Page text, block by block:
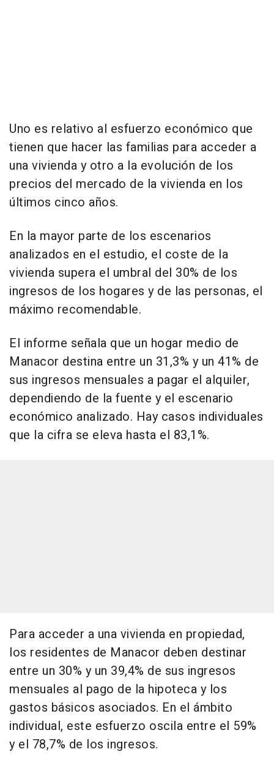
Uno es relativo al esfuerzo económico que
tienen que hacer las familias para acceder a
una vivienda y otro a la evolución de los
precios del mercado de la vivienda en los
últimos cinco años.
En la mayor parte de los escenarios
analizados en el estudio, el coste de la
vivienda supera el umbral del 30% de los
ingresos de los hogares y de las personas, el
máximo recomendable.
El informe señala que un hogar medio de
Manacor destina entre un 31,3% y un 41% de
sus ingresos mensuales a pagar el alquiler,
dependiendo de la fuente y el escenario
económico analizado. Hay casos individuales
que la cifra se eleva hasta el 83,1%.
Para acceder a una vivienda en propiedad,
los residentes de Manacor deben destinar
entre un 30% y un 39,4% de sus ingresos
mensuales al pago de la hipoteca y los
gastos básicos asociados. En el ámbito
individual, este esfuerzo oscila entre el 59%
y el 78,7% de los ingresos.